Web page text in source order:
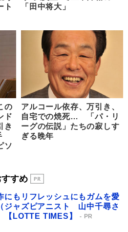
ト
「田中将大」
の
ド
き
ソ
アルコール依存、万引き、
自宅での焼死… 「パ・リ
ーグの伝説」たちの寂しす
ぎる晩年
すすめ
にもリフレッシュにもガムを愛
ジャズピアニスト 山中千尋さ
【LOTTE TIMES】
PR